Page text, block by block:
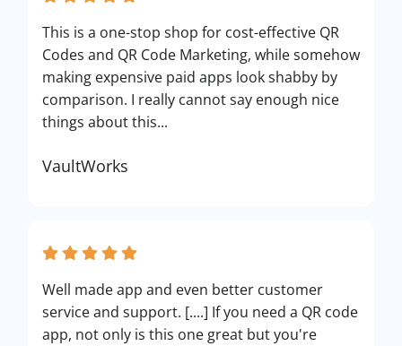
This is a one-stop shop for cost-effective QR
Codes and QR Code Marketing, while somehow
making expensive paid apps look shabby by
comparison. I really cannot say enough nice
things about this...
VaultWorks
Well made app and even better customer
service and support. [....] If you need a QR code
app, not only is this one great but you're